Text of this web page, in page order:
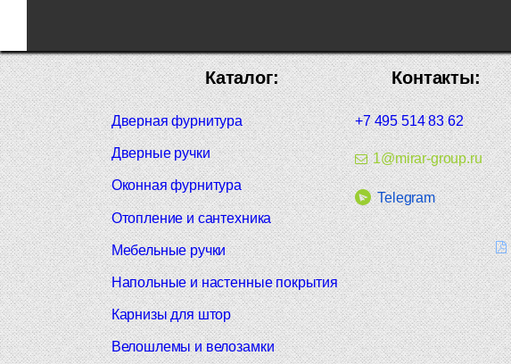
Контакты:
+7 495 514 83 62
1@mirar-group.ru
Telegram
Каталог:
Дверная фурнитура
Дверные ручки
Оконная фурнитура
Отопление и сантехника
Мебельные ручки
Напольные и настенные покрытия
Карнизы для штор
Велошлемы и велозамки